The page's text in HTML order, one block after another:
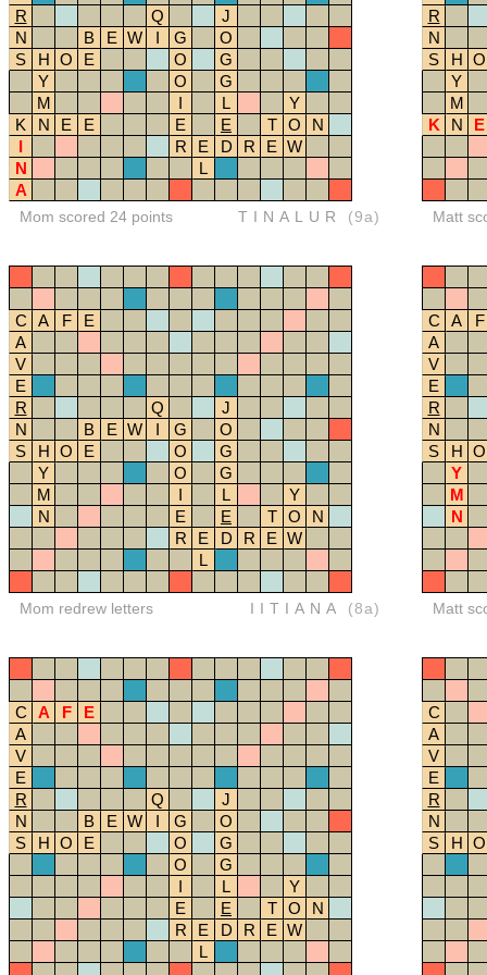
R
Q
J
N
B E W I G
O
S
H O E O
G
Y
O
G
M
I L
Y
K
N E E E E T O
N
I
R E D R E W
N
L
A
Mom scored 24 points TINALUR (9a)
R
N
S
H O
Y
M
K
N E
Matt
C A F
E
A
V
E
R
Q
J
N
B E W I G
O
S
H O E O
G
Y
O
G
M
I L
Y
N
E E T O
N
R
E D R E W
L
Mom redrew letters IITIANA (8a)
C A
F
A
V
E
R
N
S
H O
Y
M
N
Matt
C A F
E
A
V
E
R
Q
J
N
B E W I G
O
S
H O E O
G
O
G
I
L
Y
E
E T O
N
R
E D R E W
L
C
A
V
E
R
N
S
H O